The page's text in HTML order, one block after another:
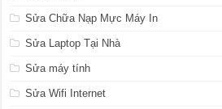
Sửa Chữa Nạp Mực Máy In
Sửa Laptop Tại Nhà
Sửa máy tính
Sửa Wifi Internet